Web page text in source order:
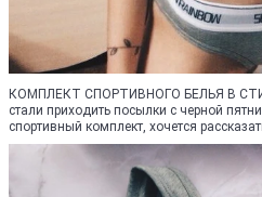
КОМПЛЕКТ СПОРТИВНОГО БЕЛЬЯ В
стали приходить посылки с черной
спортивный комплект, хочется